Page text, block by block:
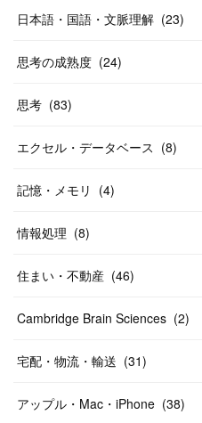
日本語・国語・文脈理解 (23)
思考の成熟度 (24)
思考 (83)
エクセル・データベース (8)
記憶・メモリ (4)
情報処理 (8)
住まい・不動産 (46)
Cambridge Brain Sciences (2)
宅配・物流・輸送 (31)
アップル・Mac・iPhone (38)